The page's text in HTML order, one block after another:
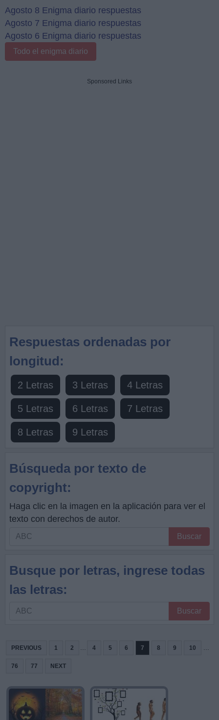
Agosto 8 Enigma diario respuestas
Agosto 7 Enigma diario respuestas
Agosto 6 Enigma diario respuestas
Todo el enigma diario
Sponsored Links
Respuestas ordenadas por
longitud:
2 Letras 3 Letras 4 Letras
5 Letras 6 Letras 7 Letras
8 Letras 9 Letras
Búsqueda por texto de
copyright:
Haga clic en la imagen en la aplicación para ver el
texto con derechos de autor.
Busque
ingrese
todas
las
letras:
Buscar
Busque por letras, ingrese todas
las letras:
Busque
ingrese
letras:
Buscar
PREVIOUS 1 2 ... 4 5 6 7 8 9 10 ...
76 77 NEXT